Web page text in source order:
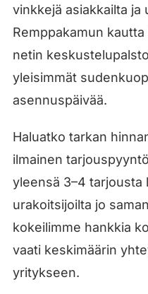
vinkkejä asiakkailta ja
Remppakamun
netin
yleisimmät
asennuspäivää.
Haluatko tarkan
ilmainen
yleensä 3–4 tarjousta
urakoitsijoilta jo
kokeilimme hankkia
vaati keskimäärin
yritykseen.